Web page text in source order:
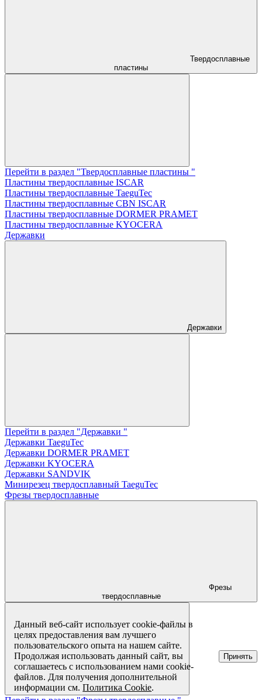
Твердосплавные
пластины
Перейти в раздел "Твердосплавные пластины "
Пластины твердосплавные ISCAR
Пластины твердосплавные TaeguTec
Пластины твердосплавные CBN ISCAR
Пластины твердосплавные DORMER PRAMET
Пластины твердосплавные KYOCERA
Державки
Державки
Перейти в раздел "Державки "
Державки TaeguTec
Державки DORMER PRAMET
Державки KYOCERA
Державки SANDVIK
Минирезец твердосплавный TaeguTec
Фрезы твердосплавные
Фрезы
твердосплавные
Данный веб-сайт использует cookie-файлы в
целях предоставления вам лучшего
пользовательского опыта на нашем сайте.
Продолжая использовать данный сайт, вы
соглашаетесь с использованием нами cookie-
файлов. Для получения дополнительной
информации см.Политика Cookie.
Принять